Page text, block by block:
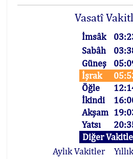
Vasatî
İmsâk
Sabâh
Güneş
İşrak
Öğle
İkindi
Akşam
Yatsı
Diğer
Aylık Vakitler